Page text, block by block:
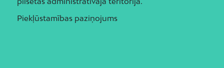
Piekļūstamības paziņojums